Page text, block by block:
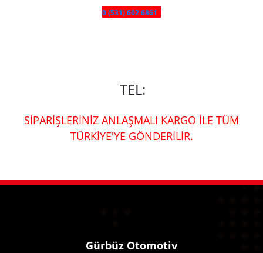
0 (531) 602 6861
TEL:
SİPARİŞLERİNİZ ANLAŞMALI KARGO İLE TÜM
TÜRKİYE'YE GÖNDERİLİR.
Gürbüz Otomotiv